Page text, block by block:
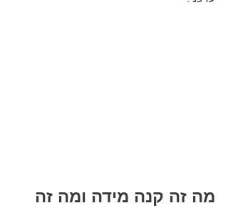
מה זה קנה מידה ומה זה